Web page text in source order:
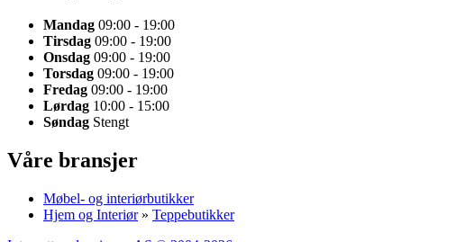
Mandag 09:00 - 19:00
Tirsdag 09:00 - 19:00
Onsdag 09:00 - 19:00
Torsdag 09:00 - 19:00
Fredag 09:00 - 19:00
Lørdag 10:00 - 15:00
Søndag Stengt
Våre bransjer
Møbel- og interiørbutikker
Hjem og Interiør» Teppebutikker